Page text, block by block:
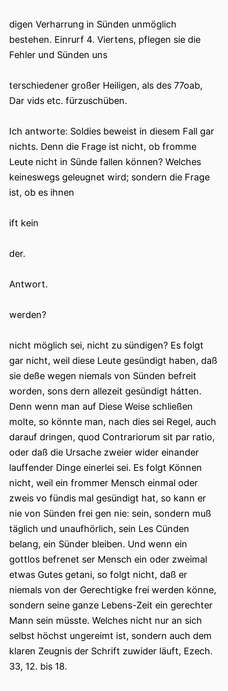
digen Verharrung in Sünden unmöglich
bestehen. Einrurf 4. Viertens, pflegen sie die
Fehler und Sünden uns
terschiedener großer Heiligen, als des 77oab,
Dar vids etc. fürzuschüben.
Ich antworte: Soldies beweist in diesem Fall gar
nichts. Denn die Frage ist nicht, ob fromme
Leute nicht in Sünde fallen können? Welches
keineswegs geleugnet wird; sondern die Frage
ist, ob es ihnen
ift kein
der.
Antwort.
werden?
nicht möglich sei, nicht zu sündigen? Es folgt
gar nicht, weil diese Leute gesündigt haben, daß
sie deße wegen niemals von Sünden befreit
worden, sons dern allezeit gesündigt hátten.
Denn wenn man auf Diese Weise schließen
molte, so könnte man, nach dies sei Regel, auch
darauf dringen, quod Contrariorum sit par ratio,
oder daß die Ursache zweier wider einander
lauffender Dinge einerlei sei. Es folgt Können
nicht, weil ein frommer Mensch einmal oder
zweis vo fündis mal gesündigt hat, so kann er
nie von Sünden frei gen nie: sein, sondern muß
täglich und unaufhörlich, sein Les Cünden
belang, ein Sünder bleiben. Und wenn ein
gottlos befrenet ser Mensch ein oder zweimal
etwas Gutes getani, so folgt nicht, daß er
niemals von der Gerechtigke frei werden könne,
sondern seine ganze Lebens-Zeit ein gerechter
Mann sein müsste. Welches nicht nur an sich
selbst höchst ungereimt ist, sondern auch dem
klaren Zeugnis der Schrift zuwider läuft, Ezech.
33, 12. bis 18.